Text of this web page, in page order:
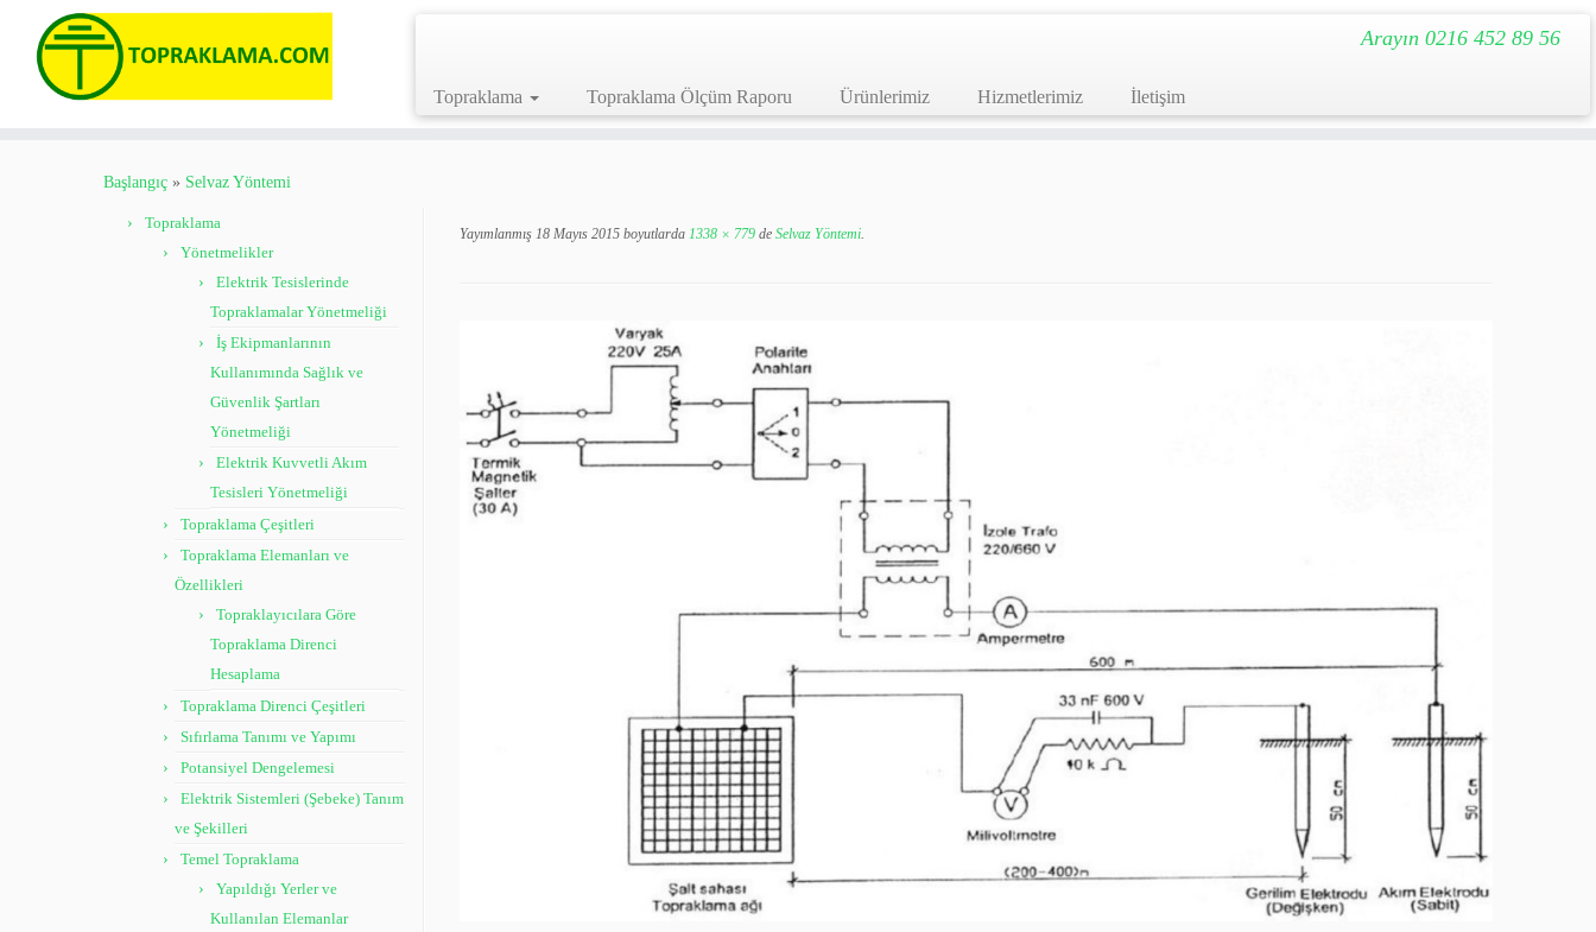
Arayın 0216 452 89 56
Topraklama Topraklama Ölçüm Raporu Ürünlerimiz Hizmetlerimiz İletişim
Başlangıç » Selvaz Yöntemi
Topraklama
Yönetmelikler
Elektrik Tesislerinde
Topraklamalar Yönetmeliği
İş Ekipmanlarının
Kullanımında Sağlık ve
Güvenlik Şartları
Yönetmeliği
Elektrik Kuvvetli Akım
Tesisleri Yönetmeliği
Topraklama Çeşitleri
Topraklama Elemanları ve
Özellikleri
Topraklayıcılara Göre
Topraklama Direnci
Hesaplama
Topraklama Direnci Çeşitleri
Sıfırlama Tanımı ve Yapımı
Potansiyel Dengelemesi
Elektrik Sistemleri (Şebeke) Tanım
ve Şekilleri
Temel Topraklama
Yapıldığı Yerler ve
Kullanılan Elemanlar
Yayımlanmış 18 Mayıs 2015 boyutlarda 1338 × 779 de Selvaz Yöntemi.